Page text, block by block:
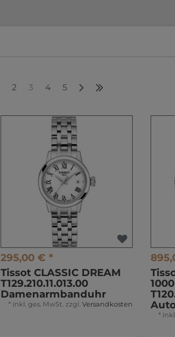
2 3 4 5
295,00 € *
Tissot CLASSIC DREAM
T129.210.11.013.00
Damenarmbanduhr
* inkl. ges. MwSt. zzgl. Versandkosten
*